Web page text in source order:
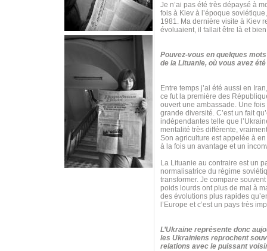
Je n’ai pas été très dépaysé à
fois à Kiev à l’époque
1981. Ma dernière visite à Kiev
évoluaient, il fallait être là et
Pouvez-vous en quelques
de la Lituanie, où vous avez
Entre temps j’ai été aussi en
ce fut la première des
ouvert une ambassade. Une
grande diversité. C’est un fait
indépendantes telle que
mentalité très différente,
Son agriculture est appelée à
à la fois un avantage et un
La Lituanie au contraire est un
normalisatrice du régime
transformer. Je compare
poids lourds ont plus de mal à
des évolutions plus rapides
l’Europe et c’est un pays très
L’Ukraine représente donc
les Ukrainiens reprochent
relations avec le puissant